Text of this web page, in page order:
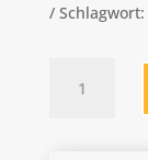
Schlagwort: